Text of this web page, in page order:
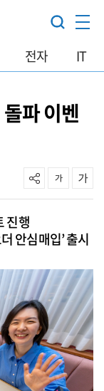
전자 IT
파 이벤
진행
안심매입’ 출시